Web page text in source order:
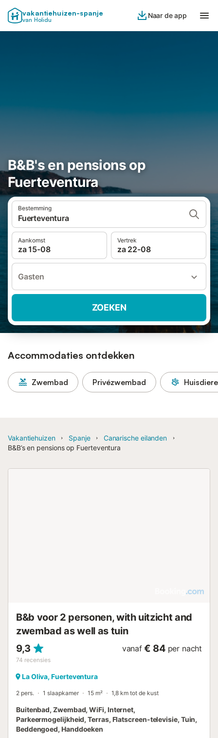
vakantiehuizen-spanje
van Holidu
Naar de app
B&B's en pensions op
Fuerteventura
Bestemming
Fuerteventura
Aankomst
za 15-08
Vertrek
za 22-08
Gasten
ZOEKEN
Accommodaties ontdekken
Zwembad Privézwembad
Vakantiehuizen Spanje
Canarische eilanden
B&B’s en pensions op Fuerteventura
B&b voor 2 personen, with uitzicht and
zwembad as well as tuin
9,3
74 recensies
vanaf € 84 per nacht
La Oliva, Fuerteventura
2 pers. 1 slaapkamer 15 m² 1,8 km tot de kust
Buitenbad, Zwembad, WiFi, Internet,
Parkeermogelijkheid, Terras, Flatscreen-televisie, Tuin,
Beddengoed, Handdoeken